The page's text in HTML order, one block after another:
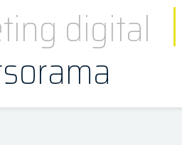
digital